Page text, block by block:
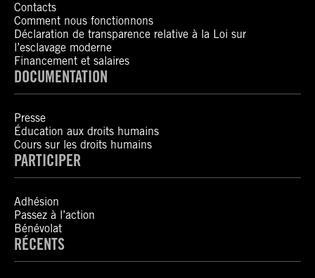
Contacts
Comment nous fonctionnons
Déclaration de transparence relative à la Loi sur
l’esclavage moderne
Financement et salaires
DOCUMENTATION
Presse
Éducation aux droits humains
Cours sur les droits humains
PARTICIPER
Adhésion
Passez à l’action
Bénévolat
RÉCENTS